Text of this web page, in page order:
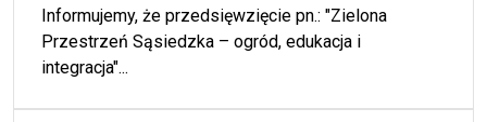
Informujemy, że przedsięwzięcie pn.: "Zielona
Przestrzeń Sąsiedzka – ogród, edukacja i
integracja"...